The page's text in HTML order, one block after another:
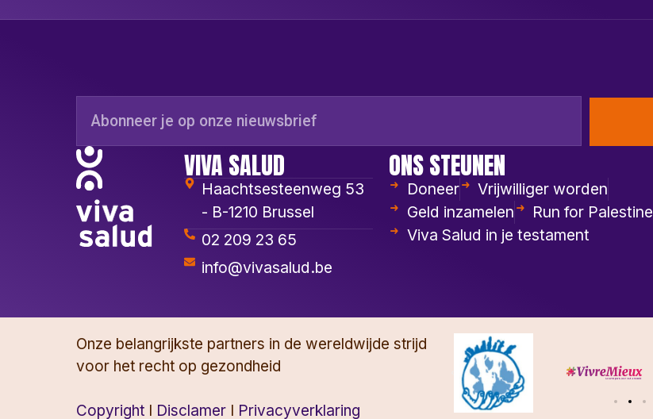
VIVA SALUD
Haachtsesteenweg 53
- B-1210 Brussel
02 209 23 65
info@vivasalud.be
ONS STEUNEN
Doneer
Vrijwilliger worden
Geld inzamelen
Run for Palestine
Viva Salud in je testament
Onze belangrijkste partners in de wereldwijde strijd
voor het recht op gezondheid
Copyright I Disclamer I Privacyverklaring